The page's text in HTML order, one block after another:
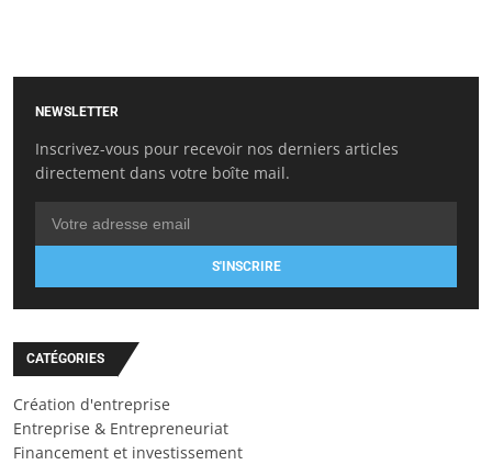
NEWSLETTER
Inscrivez-vous pour recevoir nos derniers articles
directement dans votre boîte mail.
S'INSCRIRE
CATÉGORIES
Création d'entreprise
Entreprise & Entrepreneuriat
Financement et investissement